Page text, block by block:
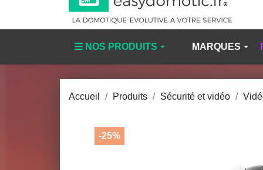
NOS PRODUITS MARQUES
Accueil Produits Sécurité et vidéo
-25%